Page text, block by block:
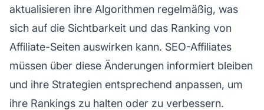
aktualisieren ihre Algorithmen regelmäßig, was
sich auf die Sichtbarkeit und das Ranking von
Affiliate-Seiten auswirken kann. SEO-Affiliates
müssen über diese Änderungen informiert bleiben
und ihre Strategien entsprechend anpassen, um
ihre Rankings zu halten oder zu verbessern.